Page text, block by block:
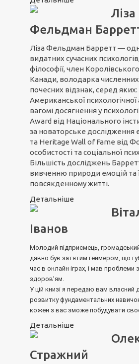
Ліза
Фельдман
Ліза Фельдман Барретт —
видатних сучасних
філософії, член
Канади, володарка
почесних відзнак, серед
Американської психологічної
вагомі досягнення у
Award від Національного
за новаторське дослідження
та Heritage Wall of Fame від
особистості та соціальної
Більшість досліджень
вивченню природи емоцій та
повсякденному житті.
Детальніше
Іванов
Молодий підприємець,
давно був затятим геймером, що
час в онлайн іграх, і мав проблеми
здоров’ям.
У цій книзі я передаю вам власний
розвитку фундаментальних
кожен з вас зможе побудувати
Детальніше
Стражний